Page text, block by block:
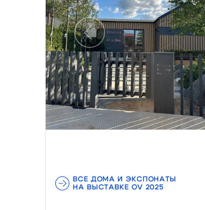
Предыдущий
ВСЕ ДОМА И ЭКСПОНАТЫ
НА ВЫСТАВКЕ OV 2025